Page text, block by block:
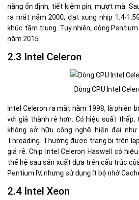
năng ổn định, tiết kiệm pin, mượt mà.
ra mắt năm 2000, đạt xung nhịp 1.4-
khúc tầm trung. Tuy nhiên, dòng
năm 2015.
2.3 Intel Celeron
Dòng CPU Intel
Intel Celeron ra mắt năm 1998, là phiên
với giá thành rẻ hơn. Có hiệu suất thấp,
không sở hữu công nghệ hiện đại
Threading. Thường được trang bị trên
giá rẻ. Chip Intel Celeron Haswell có
thế hệ sau sản xuất dựa trên cấu trúc
Pentium IV, nhưng sử dụng ít bộ nhớ
2.4 Intel Xeon